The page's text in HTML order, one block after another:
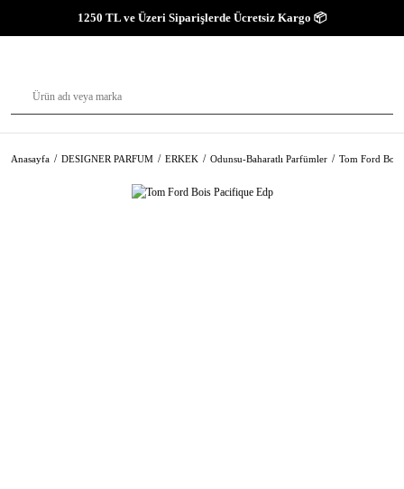
1250 TL ve Üzeri Siparişlerde Ücretsiz Kargo 📦
Anasayfa DESIGNER PARFUM ERKEK Odunsu-Baharatlı Parfümler Tom Ford